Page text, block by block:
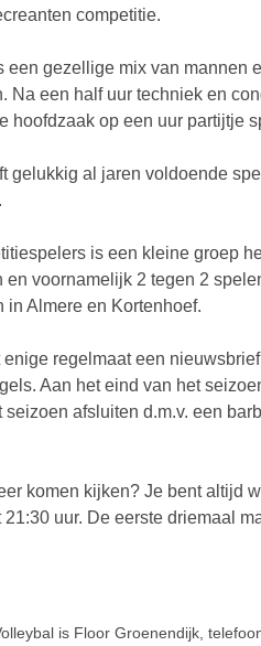
competitie.
een gezellige mix van mannen
Na een half uur techniek en
hoofdzaak op een uur partijtje
gelukkig al jaren voldoende
is een kleine groep
voornamelijk 2 tegen 2
in Almere en Kortenhoef.
regelmaat een
Aan het eind van het
afsluiten d.m.v. een
komen kijken? Je bent altijd
uur. De eerste driemaal
is Floor Groenendijk,